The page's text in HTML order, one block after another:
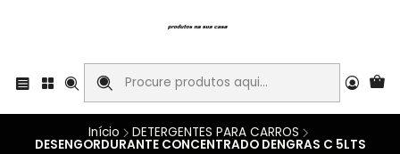
Início DETERGENTES PARA CARROS
DESENGORDURANTE CONCENTRADO DENGRAS C 5LTS